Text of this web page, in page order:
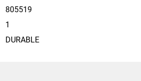
805519
1
DURABLE